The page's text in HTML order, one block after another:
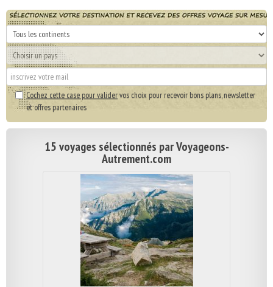
Cochez cette case pour validervos choix pour recevoir bons plans, newsletter
et offres partenaires
15 voyages sélectionnés par Voyageons-
Autrement.com